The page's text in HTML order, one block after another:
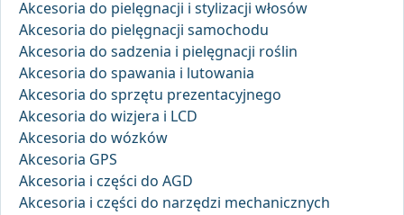
Akcesoria do pielęgnacji i stylizacji włosów
Akcesoria do pielęgnacji samochodu
Akcesoria do sadzenia i pielęgnacji roślin
Akcesoria do spawania i lutowania
Akcesoria do sprzętu prezentacyjnego
Akcesoria do wizjera i LCD
Akcesoria do wózków
Akcesoria GPS
Akcesoria i części do AGD
Akcesoria i części do narzędzi mechanicznych